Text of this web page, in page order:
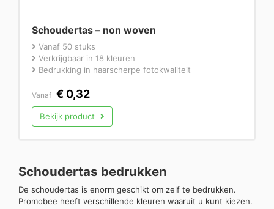
Schoudertas – non woven
Vanaf 50 stuks
Verkrijgbaar in 18 kleuren
Bedrukking in haarscherpe fotokwaliteit
Vanaf € 0,32
Bekijk product
Schoudertas bedrukken
De schoudertas is enorm geschikt om zelf te bedrukken.
Promobee heeft verschillende kleuren waaruit u kunt kiezen.